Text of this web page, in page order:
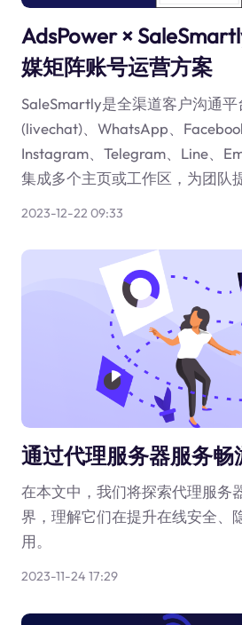
AdsPower ×
媒矩阵账号运营方案
SaleSmartly是全渠道客户沟通
(livechat)、WhatsApp、
Instagram、Telegram、Line、
集成多个主页或工作区，为团队
2023-12-22 09:33
通过代理服务器服务畅
在本文中，我们将探索代理服务
界，理解它们在提升在线安全、
用。
2023-11-24 17:29